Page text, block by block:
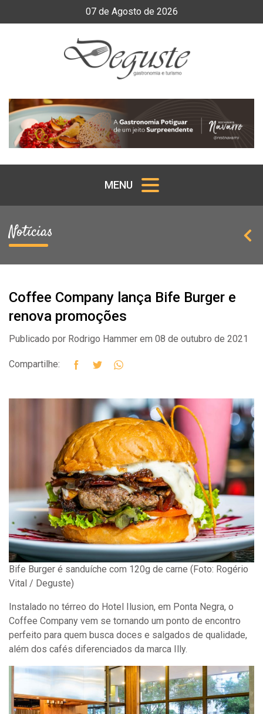
07 de Agosto de 2026
MENU
Notícias
Coffee Company lança Bife Burger e
renova promoções
Publicado por Rodrigo Hammer em 08 de outubro de 2021
Compartilhe:
Bife Burger é sanduíche com 120g de carne (Foto: Rogério
Vital / Deguste)
Instalado no térreo do Hotel Ilusion, em Ponta Negra, o
Coffee Company vem se tornando um ponto de encontro
perfeito para quem busca doces e salgados de qualidade,
além dos cafés diferenciados da marca Illy.